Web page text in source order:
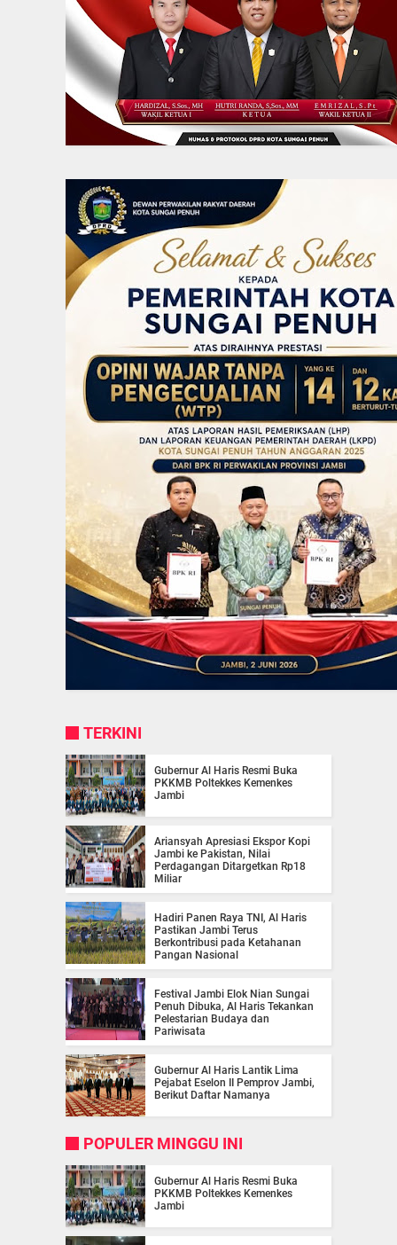
TERKINI
Gubernur Al Haris Resmi Buka
PKKMB Poltekkes Kemenkes
Jambi
Ariansyah Apresiasi Ekspor Kopi
Jambi ke Pakistan, Nilai
Perdagangan Ditargetkan Rp18
Miliar
Hadiri Panen Raya TNI, Al Haris
Pastikan Jambi Terus
Berkontribusi pada Ketahanan
Pangan Nasional
Festival Jambi Elok Nian Sungai
Penuh Dibuka, Al Haris Tekankan
Pelestarian Budaya dan
Pariwisata
Gubernur Al Haris Lantik Lima
Pejabat Eselon II Pemprov Jambi,
Berikut Daftar Namanya
POPULER MINGGU INI
Gubernur Al Haris Resmi Buka
PKKMB Poltekkes Kemenkes
Jambi